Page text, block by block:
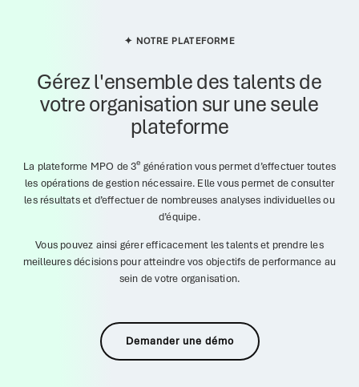
✦ NOTRE PLATEFORME
Gérez l'ensemble des talents de
votre organisation sur une seule
plateforme
La plateforme MPO de 3e génération vous permet d’effectuer toutes
les opérations de gestion nécessaire. Elle vous permet de consulter
les résultats et d’effectuer de nombreuses analyses individuelles ou
d’équipe.
Vous pouvez ainsi gérer efficacement les talents et prendre les
meilleures décisions pour atteindre vos objectifs de performance au
sein de votre organisation.
Demander une démo